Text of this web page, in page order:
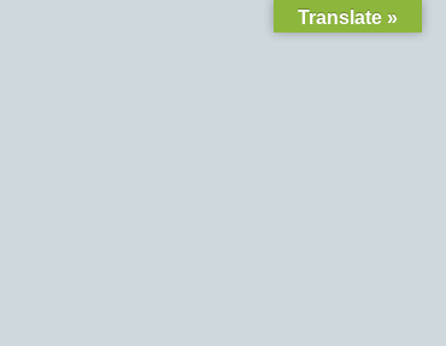
Translate »